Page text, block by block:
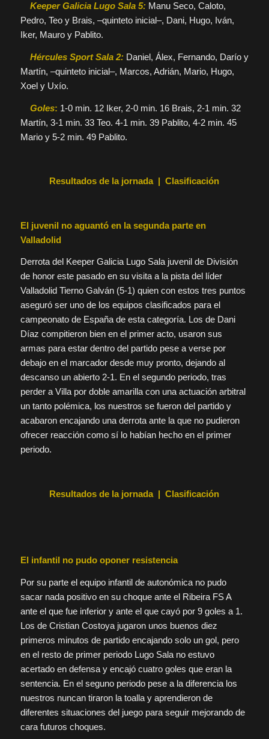
Keeper Galicia Lugo Sala 5: Manu Seco, Caloto,
Pedro, Teo y Brais, –quinteto inicial–, Dani, Hugo, Iván,
Iker, Mauro y Pablito.
Hércules Sport Sala 2: Daniel, Álex, Fernando, Darío y
Martín, –quinteto inicial–, Marcos, Adrián, Mario, Hugo,
Xoel y Uxío.
Goles: 1-0 min. 12 Iker, 2-0 min. 16 Brais, 2-1 min. 32
Martín, 3-1 min. 33 Teo. 4-1 min. 39 Pablito, 4-2 min. 45
Mario y 5-2 min. 49 Pablito.
Resultados de la jornada | Clasificación
El juvenil no aguantó en la segunda parte en
Valladolid
Derrota del Keeper Galicia Lugo Sala juvenil de División
de honor este pasado en su visita a la pista del líder
Valladolid Tierno Galván (5-1) quien con estos tres puntos
aseguró ser uno de los equipos clasificados para el
campeonato de España de esta categoría. Los de Dani
Díaz compitieron bien en el primer acto, usaron sus
armas para estar dentro del partido pese a verse por
debajo en el marcador desde muy pronto, dejando al
descanso un abierto 2-1. En el segundo periodo, tras
perder a Villa por doble amarilla con una actuación arbitral
un tanto polémica, los nuestros se fueron del partido y
acabaron encajando una derrota ante la que no pudieron
ofrecer reacción como sí lo habían hecho en el primer
periodo.
Resultados de la jornada | Clasificación
El infantil no pudo oponer resistencia
Por su parte el equipo infantil de autonómica no pudo
sacar nada positivo en su choque ante el Ribeira FS A
ante el que fue inferior y ante el que cayó por 9 goles a 1.
Los de Cristian Costoya jugaron unos buenos diez
primeros minutos de partido encajando solo un gol, pero
en el resto de primer periodo Lugo Sala no estuvo
acertado en defensa y encajó cuatro goles que eran la
sentencia. En el seguno periodo pese a la diferencia los
nuestros nuncan tiraron la toalla y aprendieron de
diferentes situaciones del juego para seguir mejorando de
cara futuros choques.